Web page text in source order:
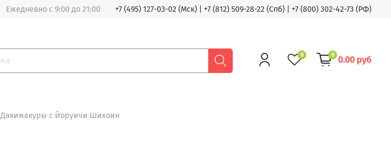
Ежедневно с 9:00 до 21:00 +7 (495) 127-03-02 (Мск) +7 (812) 509-28-22 (Спб) +7 (800) 302-42-73 (РФ)
0 0 0.00 руб
Дакимакуры с Йоруичи Шихоин